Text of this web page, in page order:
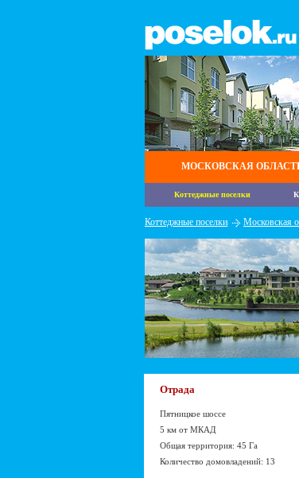
МОСКОВСКАЯ
Коттеджные поселки
Коттеджные поселки Московская
Отрада
Пятницкое шоссе
5 км от МКАД
Общая территория: 45 Га
Количество домовладений: 13